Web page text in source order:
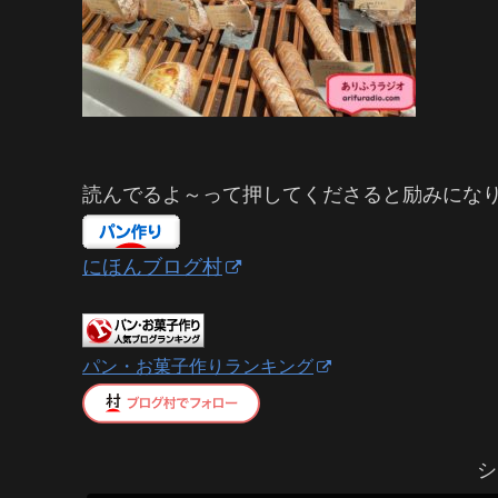
読んでるよ～って押してくださると励みにな
にほんブログ村
パン・お菓子作りランキング